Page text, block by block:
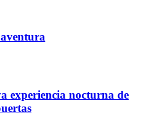
experiencia nocturna de